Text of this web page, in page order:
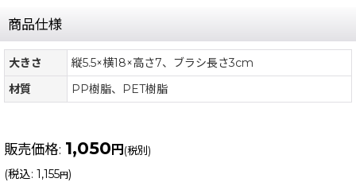
商品仕様
大きさ
縦5.5×横18×高さ7、ブラシ長さ3cm
材質
PP樹脂、PET樹脂
販売価格: 1,050円(税別)
(税込: 1,155円)